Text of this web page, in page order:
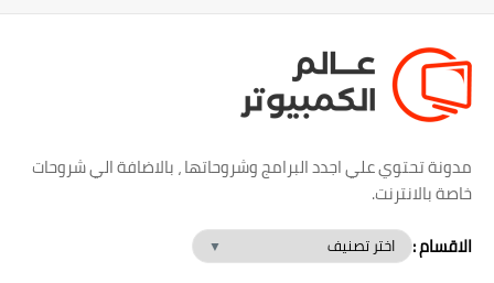
مدونة تحتوي علي اجدد البرامج وشروحاتها ، بالاضافة الي شروحات
خاصة بالانترنت.
الاقسام :